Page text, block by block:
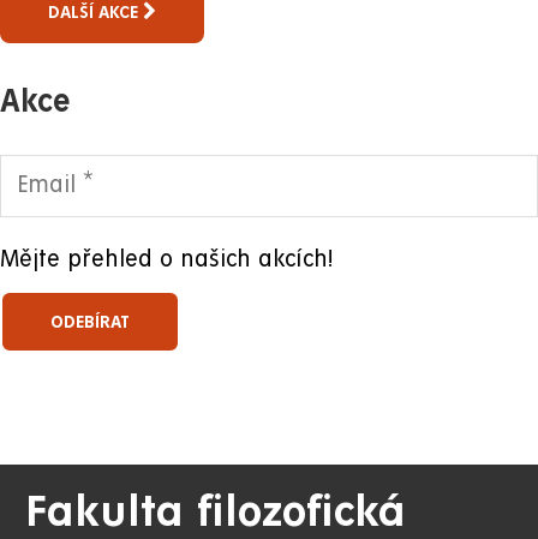
DALŠÍ AKCE
Akce
Mějte přehled o našich akcích!
Fakulta filozofická